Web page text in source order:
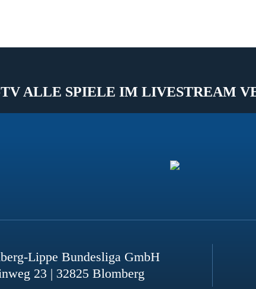
ALLE SPIELE IM LIVESTREAM
Lippe Bundesliga GmbH
23 | 32825 Blomberg